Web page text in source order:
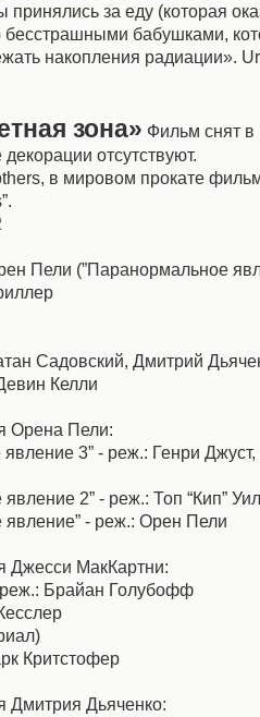
за еду (которая
бесстрашными бабушками,
накопления радиации».
зона» Фильм снят
отсутствуют.
в мировом прокате
Пели (”Паранормальное
Садовский, Дмитрий
Келли
Орена Пели:
3” - реж.: Генри
2” - реж.: Топ “Кип”
явление” - реж.: Орен Пели
Джесси МакКартни:
реж.: Брайан Голубофф
Критстофер
Дмитрия Дьяченко: